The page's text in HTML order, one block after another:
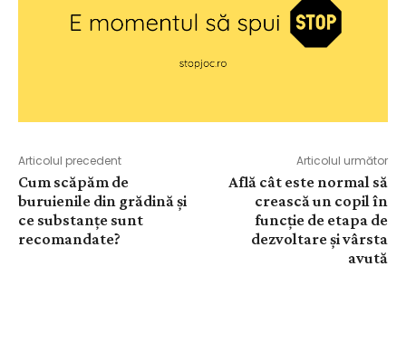
Articolul precedent
Cum scăpăm de
buruienile din grădină și
ce substanțe sunt
recomandate?
Articolul următor
Află cât este normal să
crească un copil în
funcție de etapa de
dezvoltare și vârsta
avută